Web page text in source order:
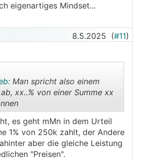
eigenartiges Mindset...
8.5.2025 (#11)
..
Man spricht also einem
xx..% von einer Summe xx
es geht mMn in dem Urteil
1% von 250k zahlt, der Andere
aber die gleiche Leistung
"Preisen".